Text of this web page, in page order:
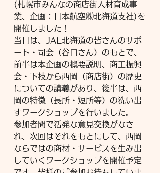
(札幌市みんなの商店街人材育成事
業、企画：日本航空㈱北海道支社)を
開催しました！
当日は、JAL北海道の皆さんのサポ
ート・司会（谷口さん）のもとで、
前半は本企画の概要説明、商工振興
会・下枝から西岡（商店街）の歴史
についての講義があり、後半は、西
岡の特徴（長所・短所等）の洗い出
すワークショップを行いました。
参加者間で活発な意見交換がなさ
れ、次回はそれをもとにして、西岡
ならではの商材・サービスを生み出
していくワークショップを開催予定